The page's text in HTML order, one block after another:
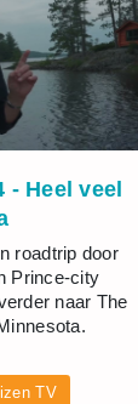
- Heel veel
roadtrip door
Prince-city
naar The
TV